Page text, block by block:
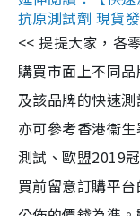
抗原測試劑 現貨
<< 提提大家，各
購買市面上不同
及該品牌的快速
亦可參考香港衞
測試、歐盟2019
買前留意訂購平